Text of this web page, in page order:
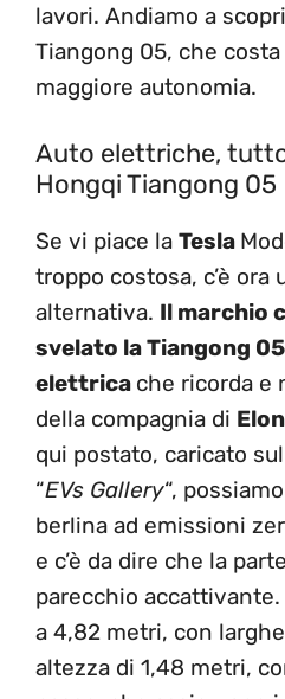
lavori. Andiamo a
Tiangong 05, che
maggiore autonomia.
Auto elettriche,
Hongqi Tiangong 05
Se vi piace la Tesla
troppo costosa, c’è ora
alternativa. Il marchio
svelato la Tiangong
elettrica che ricorda e
della compagnia di
qui postato, caricato
“EVs Gallery“,
berlina ad emissioni
e c’è da dire che la
parecchio
a 4,82 metri, con
altezza di 1,48 metri,